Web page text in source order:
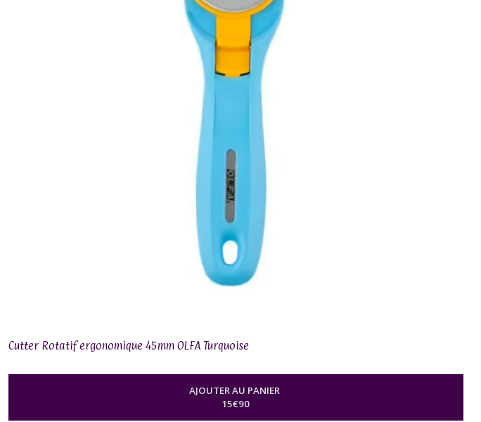
Cutter Rotatif ergonomique 45mm OLFA Turquoise
AJOUTER AU PANIER
15€90